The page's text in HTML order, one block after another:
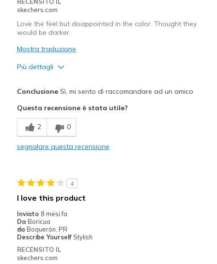
Sizing
Feels full size too big
skechers.com
Love the feel but disappointed in the color. Thought they
would be darker.
Mostra traduzione
Più dettagli
Breathe Well
Comfortable
Casual Wear
Width
Sizing
Feels true to size
View On Shoes
ConclusioneSì, mi sento di raccomandare ad un amico
Questa recensione è stata utile?
2 0
segnalare questa recensione
4
I love this product
Inviato 8 mesi fa
Da Boricua
da Boquerón, PR
Describe Yourself Stylish
RECENSITO IL
skechers.com